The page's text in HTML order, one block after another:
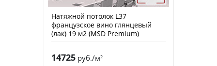
Натяжной потолок L37
французское вино глянцевый
(лак) 19 м2 (MSD Premium)
14725руб./м²